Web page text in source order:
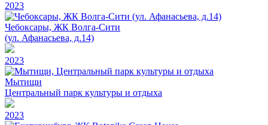
2023
Чебоксары, ЖК Волга-Сити
(ул. Афанасьева, д.14)
2023
Мытищи
Центральный парк культуры и отдыха
2023